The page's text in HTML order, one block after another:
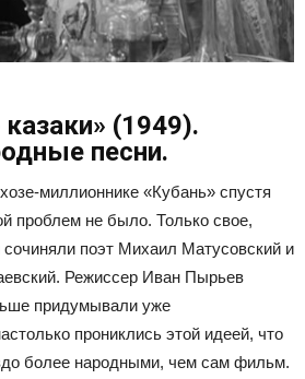
(1949).
песни.
миллионнике «Кубань» спустя
проблем не было. Только свое,
сочиняли поэт Михаил Матусовский и
Режиссер Иван Пырьев
придумывали уже
прониклись этой идеей, что
более народными, чем сам фильм.